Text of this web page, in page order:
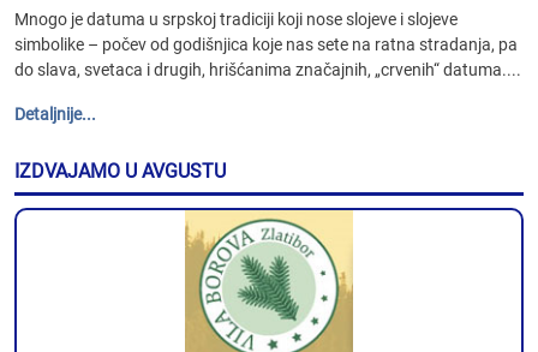
Mnogo je datuma u srpskoj tradiciji koji nose slojeve i slojeve
simbolike – počev od godišnjica koje nas sete na ratna stradanja, pa
do slava, svetaca i drugih, hrišćanima značajnih, „crvenih“ datuma....
Detaljnije...
IZDVAJAMO U AVGUSTU